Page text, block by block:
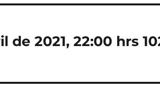
de 2021, 22:00 hrs